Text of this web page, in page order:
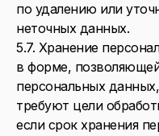
по удалению или
неточных данных.
5.7. Хранение
в форме,
персональных
требуют цели
если срок хранения